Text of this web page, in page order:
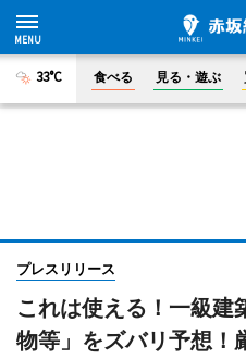
33°C 食べる 見る・遊ぶ
プレスリリース
これは使える！一級建
物等」をズバリ予想！